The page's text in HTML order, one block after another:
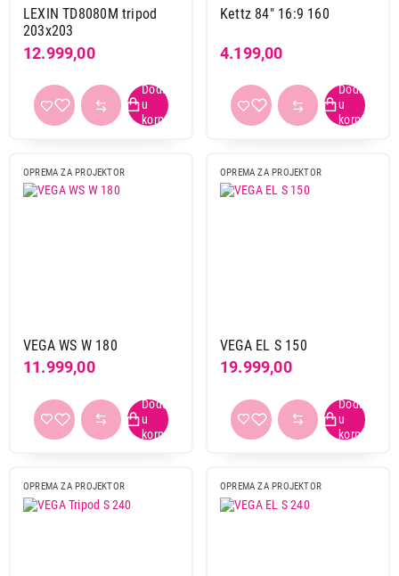
LEXIN TD8080M tripod
203x203
12.999,00
Kettz 84" 16:9 160
4.199,00
OPREMA ZA PROJEKTOR
VEGA WS W 180
11.999,00
OPREMA ZA PROJEKTOR
VEGA EL S 150
19.999,00
OPREMA ZA PROJEKTOR OPREMA ZA PROJEKTOR
OPREMA ZA PROJEKTORE
LEXIN TD9696M tripod 244x244